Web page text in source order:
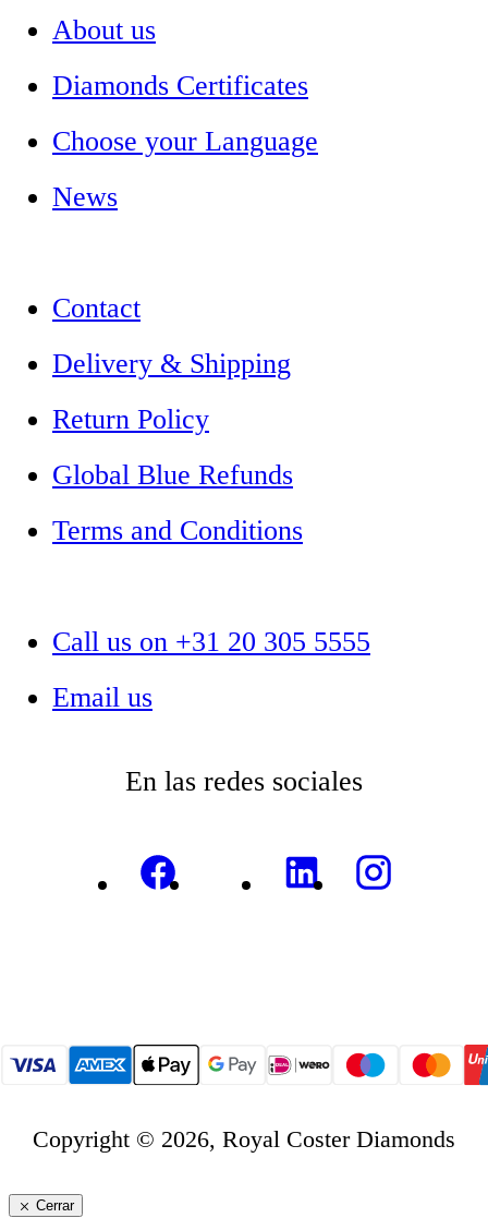
About us
Diamonds Certificates
Choose your Language
News
Contact
Delivery & Shipping
Return Policy
Global Blue Refunds
Terms and Conditions
Call us on +31 20 305 5555
Email us
En las redes sociales
Copyright © 2026, Royal Coster Diamonds
Cerrar